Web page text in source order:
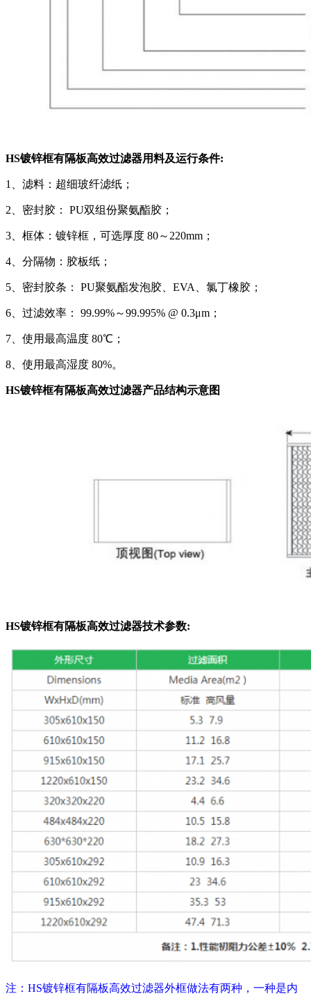
HS镀锌框有隔板高效过滤器用料及运行条件:
1、滤料：超细玻纤滤纸；
2、密封胶： PU双组份聚氨酯胶；
3、框体：镀锌框，可选厚度 80～220mm；
4、分隔物：胶板纸；
5、密封胶条： PU聚氨酯发泡胶、EVA、氯丁橡胶；
6、过滤效率： 99.99%～99.995% @ 0.3μm；
7、使用最高温度 80℃；
8、使用最高湿度 80%。
HS镀锌框有隔板高效过滤器产品结构示意图
HS镀锌框有隔板高效过滤器技术参数:
注：HS镀锌框有隔板高效过滤器外框做法有两种，一种是内